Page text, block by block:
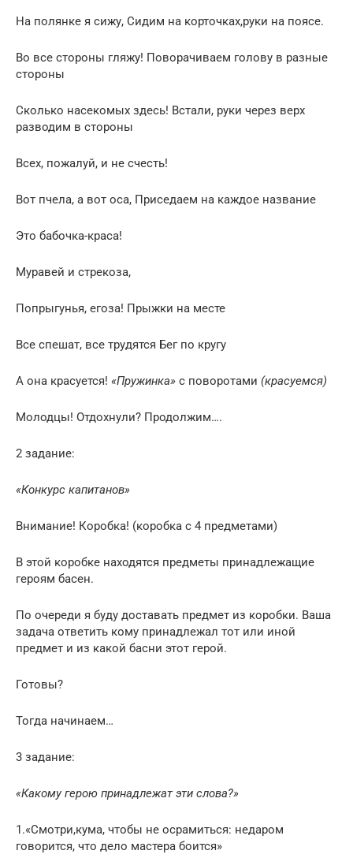
На полянке я сижу, Сидим на корточках,руки на поясе.
Во все стороны гляжу! Поворачиваем голову в разные
стороны
Сколько насекомых здесь! Встали, руки через верх
разводим в стороны
Всех, пожалуй, и не счесть!
Вот пчела, а вот оса, Приседаем на каждое название
Это бабочка-краса!
Муравей и стрекоза,
Попрыгунья, егоза! Прыжки на месте
Все спешат, все трудятся Бег по кругу
А она красуется! «Пружинка» с поворотами (красуемся)
Молодцы! Отдохнули? Продолжим….
2 задание:
«Конкурс капитанов»
Внимание! Коробка! (коробка с 4 предметами)
В этой коробке находятся предметы принадлежащие
героям басен.
По очереди я буду доставать предмет из коробки. Ваша
задача ответить кому принадлежал тот или иной
предмет и из какой басни этот герой.
Готовы?
Тогда начинаем…
3 задание:
«Какому герою принадлежат эти слова?»
1.«Смотри,кума, чтобы не осрамиться: недаром
говорится, что дело мастера боится»